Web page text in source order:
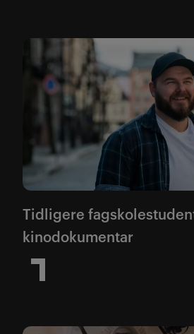
Tidligere
kinodokumentar